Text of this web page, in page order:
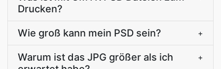
Drucken?
Wie groß kann mein PSD sein? +
Warum ist das JPG größer als ich
+